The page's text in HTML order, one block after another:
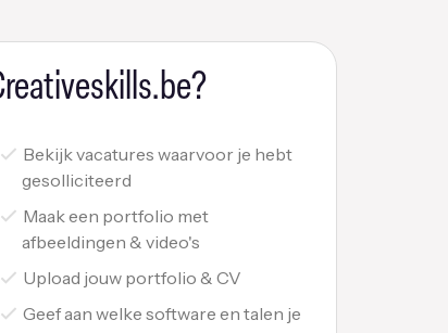
Bekijk vacatures waarvoor je hebt
gesolliciteerd
Maak een portfolio met
afbeeldingen & video's
Upload jouw portfolio & CV
Geef aan welke software en talen je